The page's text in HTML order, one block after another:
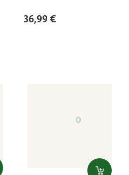
36,99 €